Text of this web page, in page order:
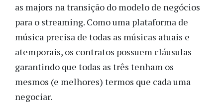
as majors na transição do modelo de negócios
para o streaming. Como uma plataforma de
música precisa de todas as músicas atuais e
atemporais, os contratos possuem cláusulas
garantindo que todas as três tenham os
mesmos (e melhores) termos que cada uma
negociar.